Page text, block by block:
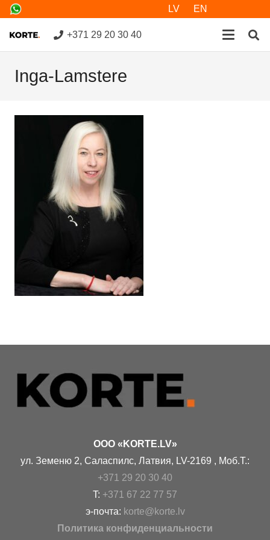
LV EN
+371 29 20 30 40
Inga-Lamstere
OOO «KORTE.LV»
ул. Земеню 2, Саласпилс, Латвия, LV-2169 , Моб.Т.:
+371 29 20 30 40
T: +371 67 22 77 57
э-почта: korte@korte.lv
Политика конфиденциальности